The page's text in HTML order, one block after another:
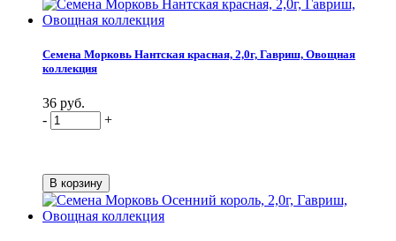
Семена Морковь Нантская красная, 2,0г, Гавриш, Овощная
коллекция
36 руб.
-
+